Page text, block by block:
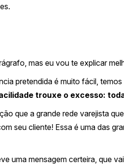
mas eu vou te explicar
pretendida é muito fácil,
trouxe o excesso:
que a grande rede varejista
seu cliente! Essa é uma das
uma mensagem certeira, que